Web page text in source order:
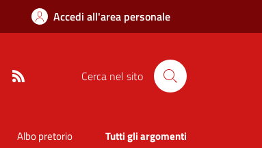
Accedi all'area personale
Telegram Cerca nel sito
Albo pretorio Tutti gli argomenti